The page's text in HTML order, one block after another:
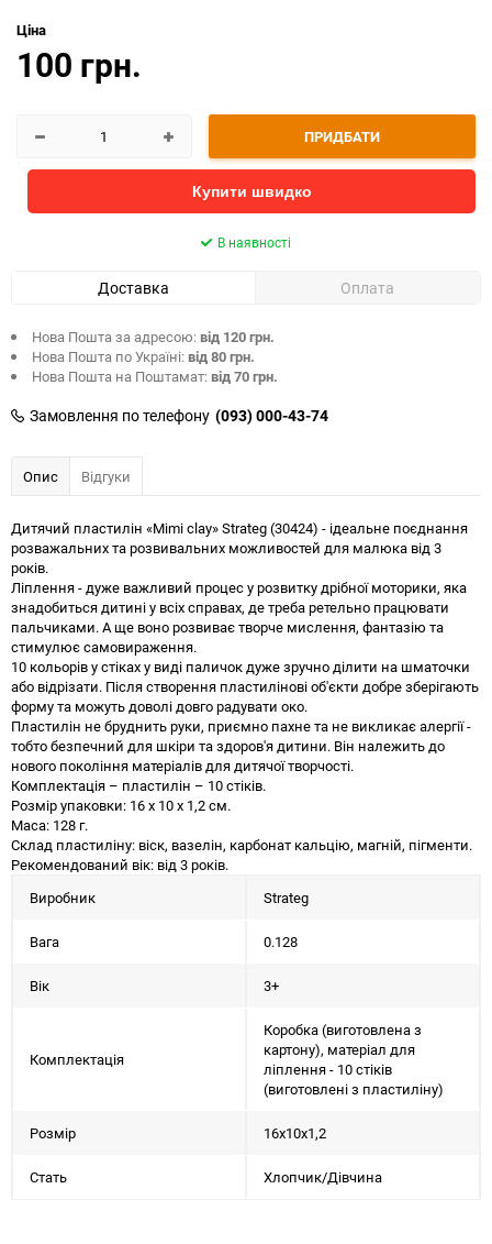
Ціна
100 грн.
ПРИДБАТИ
Купити швидко
В наявності
Доставка Оплата
Нова Пошта за адресою:від 120 грн.
Нова Пошта по Україні:від 80 грн.
Нова Пошта на Поштамат:від 70 грн.
Замовлення по телефону (093) 000-43-74
Опис Відгуки
Дитячий пластилін «Mimi clay» Strateg (30424) - ідеальне поєднання
розважальних та розвивальних можливостей для малюка від 3
років.
Ліплення - дуже важливий процес у розвитку дрібної моторики, яка
знадобиться дитині у всіх справах, де треба ретельно працювати
пальчиками. А ще воно розвиває творче мислення, фантазію та
стимулює самовираження.
10 кольорів у стіках у виді паличок дуже зручно ділити на шматочки
або відрізати. Після створення пластилінові об'єкти добре зберігають
форму та можуть доволі довго радувати око.
Пластилін не бруднить руки, приємно пахне та не викликає алергії -
тобто безпечний для шкіри та здоров'я дитини. Він належить до
нового покоління матеріалів для дитячої творчості.
Комплектація – пластилін – 10 стіків.
Розмір упаковки: 16 х 10 х 1,2 см.
Маса: 128 г.
Склад пластиліну: віск, вазелін, карбонат кальцію, магній, пігменти.
Рекомендований вік: від 3 років.
Виробник
Strateg
Вага 0.128
Вік 3+
Комплектація
Коробка (виготовлена з
картону), матеріал для
ліплення - 10 стіків
(виготовлені з пластиліну)
Розмір 16х10х1,2
Стать Хлопчик/Дiвчина